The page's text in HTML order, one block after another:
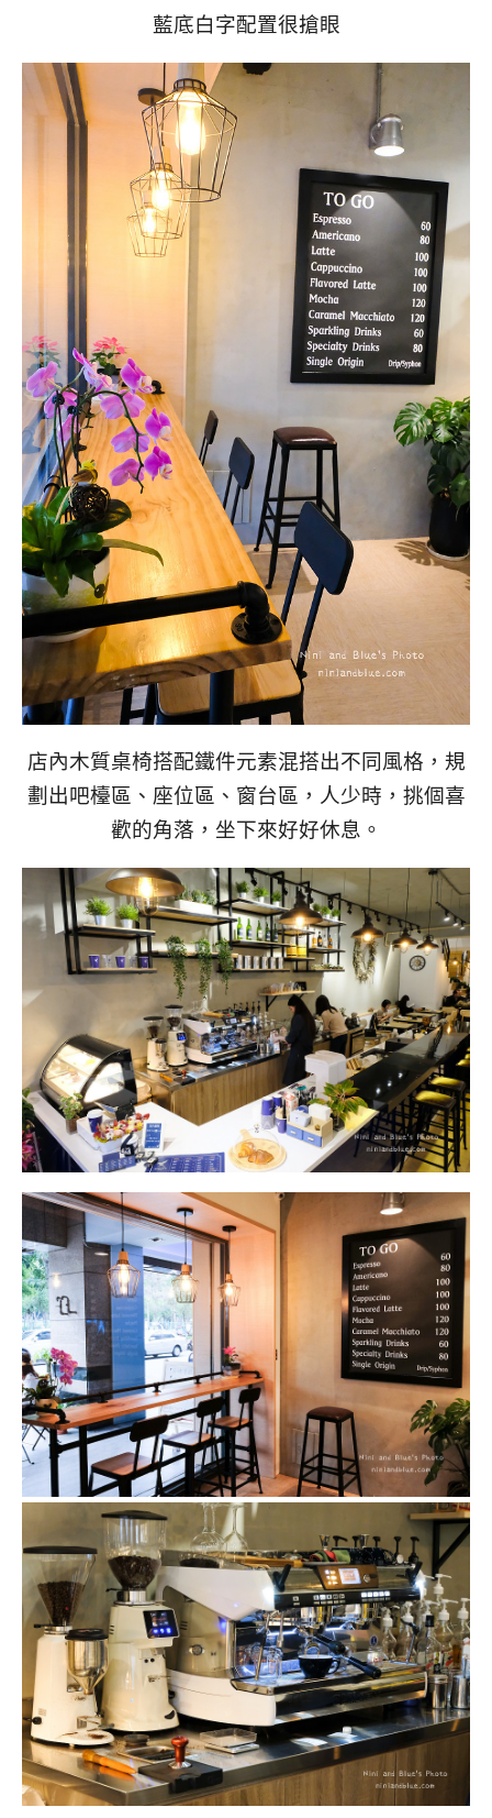
藍底白字配置很搶眼
店內木質桌椅搭配鐵件元素混搭出不同風格，規
劃出吧檯區、座位區、窗台區，人少時，挑個喜
歡的角落，坐下來好好休息。